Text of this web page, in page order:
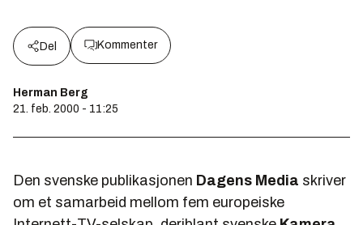
Del Kommenter
Herman Berg
21. feb. 2000 - 11:25
Den svenske publikasjonen Dagens Media skriver
om et samarbeid mellom fem europeiske